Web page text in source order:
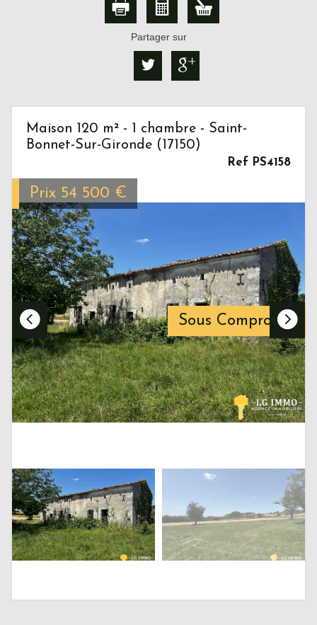
Partager sur
Sous Compromis
Maison 120 m² - 1 chambre - Saint-
Bonnet-Sur-Gironde (17150)
Ref PS4158
Prix 54 500 €